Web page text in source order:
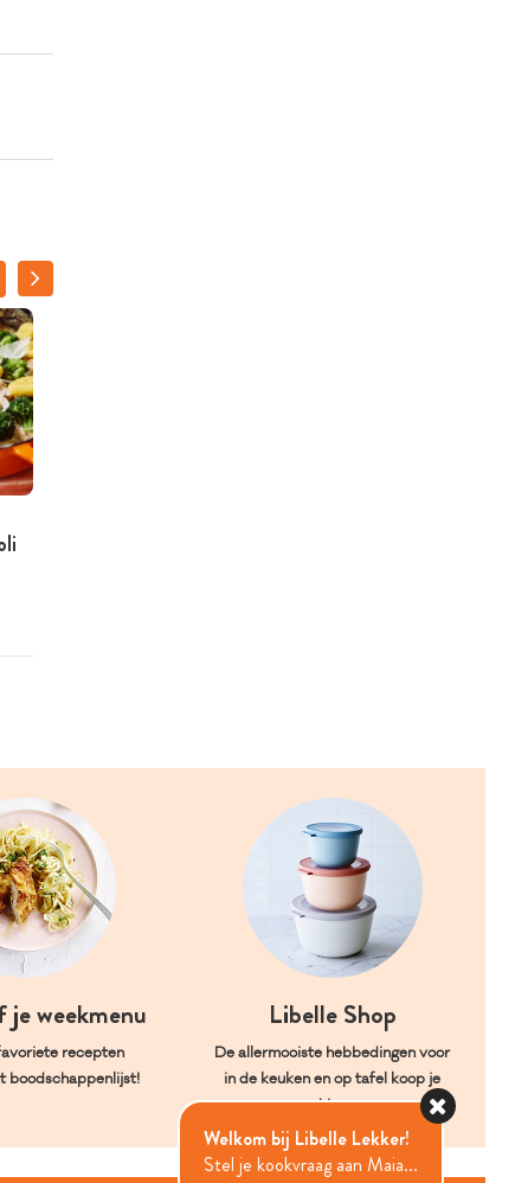
je weekmenu
recepten
boodschappenlijst!
Libelle Shop
De allermooiste hebbedingen voor
in de keuken en op tafel koop je
hier.
Welkom bij Libelle Lekker!
Stel je kookvraag aan Maia...